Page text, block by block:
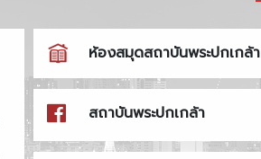
ห้องสมุดสถาบันพระปกเกล้า
สถาบันพระปกเกล้า